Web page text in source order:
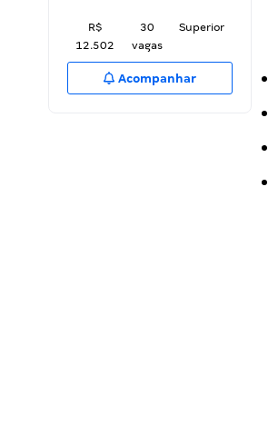
R$
12.502
30
vagas
Superior
Acompanhar